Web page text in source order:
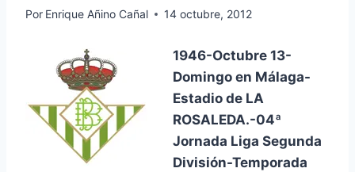
Por Enrique Añino Cañal 14 octubre, 2012
1946-Octubre 13-
Domingo en Málaga-
Estadio de LA
ROSALEDA.-04ª
Jornada Liga Segunda
División-Temporada